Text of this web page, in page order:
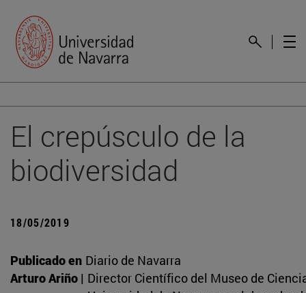
El crepúsculo de la
biodiversidad
18/05/2019
Publicado en Diario de Navarra
Arturo Ariño | Director Científico del Museo de